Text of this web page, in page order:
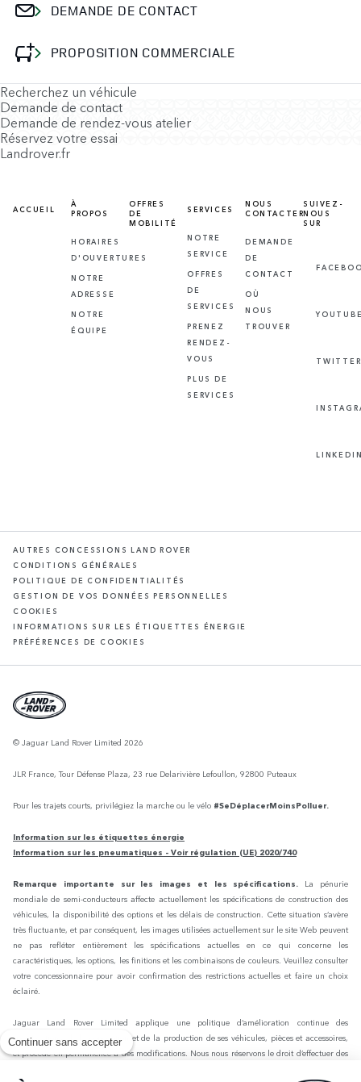
Continuer sans accepter
DEMANDE DE CONTACT
PROPOSITION COMMERCIALE
Recherchez un véhicule
Demande de contact
Demande de rendez-vous atelier
Réservez votre essai
Landrover.fr
ACCUEIL
À
PROPOS
HORAIRES
D'OUVERTURES
NOTRE
ADRESSE
NOTRE
ÉQUIPE
OFFRES
DE
MOBILITÉ
SERVICES
NOTRE
SERVICE
OFFRES
DE
SERVICES
PRENEZ
RENDEZ-
VOUS
PLUS DE
SERVICES
NOUS
CONTACTER
DEMANDE
DE
CONTACT
OÙ
NOUS
TROUVER
SUIVEZ-
NOUS
SUR
TWITTER
AUTRES CONCESSIONS LAND ROVER
CONDITIONS GÉNÉRALES
POLITIQUE DE CONFIDENTIALITÉS
GESTION DE VOS DONNÉES PERSONNELLES
COOKIES
INFORMATIONS SUR LES ÉTIQUETTES ÉNERGIE
PRÉFÉRENCES DE COOKIES
© Jaguar Land Rover Limited 2026
JLR France, Tour Défense Plaza, 23 rue Delarivière Lefoullon, 92800 Puteaux
Pour les trajets courts, privilégiez la marche ou le vélo #SeDéplacerMoinsPolluer.
Information sur les étiquettes énergie
Information sur les pneumatiques - Voir régulation (UE) 2020/740
Remarque importante sur les images et les spécifications. La pénurie
mondiale de semi-conducteurs affecte actuellement les spécifications de construction des
véhicules, la disponibilité des options et les délais de construction. Cette situation s’avère
très fluctuante, et par conséquent, les images utilisées actuellement sur le site Web peuvent
ne pas refléter entièrement les spécifications actuelles en ce qui concerne les
caractéristiques, les options, les finitions et les combinaisons de couleurs. Veuillez consulter
votre concessionnaire pour avoir confirmation des restrictions actuelles et faire un choix
éclairé.
Jaguar Land Rover Limited applique une politique d’amélioration continue des
spécifications, de la conception et de la production de ses véhicules, pièces et accessoires,
et procède en permanence à des modifications. Nous nous réservons le droit d’effectuer des